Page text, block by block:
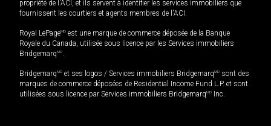
propriété de l'ACI, et ils servent à identifier les services immobiliers que
fournissent les courtiers et agents membres de l'ACI.
Royal LePageMD est une marque de commerce déposée de la Banque
Royale du Canada, utilisée sous licence par les Services immobiliers
BridgemarqMD.
BridgemarqMD et ses logos / Services immobiliers BridgemarqMD sont des
marques de commerce déposées de Residential Income Fund L.P. et sont
utilisées sous licence par Services immobiliers BridgemarqMD Inc.